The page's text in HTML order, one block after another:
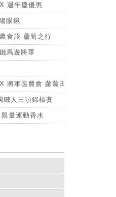
週年慶優惠
眼鏡
食旅 蘆筍之行
馬遊將軍
將軍區農會 蘿蔔田體驗活動
鐵人三項錦標賽
量運動香水